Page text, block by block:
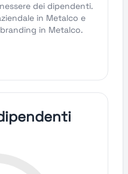
dei dipendenti.
in Metalco e
in Metalco.